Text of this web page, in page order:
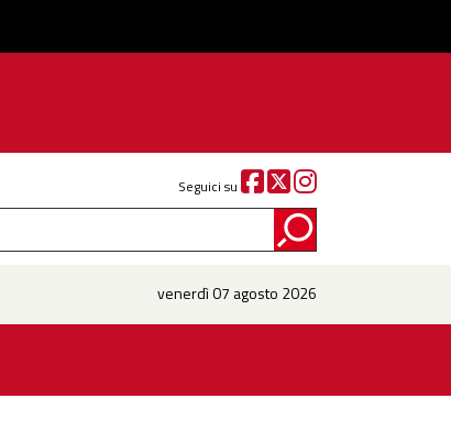
Seguici su
venerdì 07 agosto 2026